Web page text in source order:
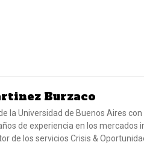
Burzaco
la Universidad de Buenos Aires
de experiencia en los mercados
de los servicios Crisis &